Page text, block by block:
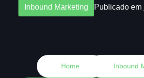
Inbound Marketing Publicado
Home Inbound